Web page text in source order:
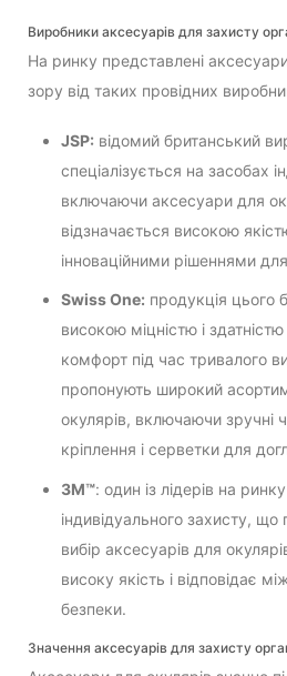
Виробники аксесуарів для захисту
На ринку представлені
зору від таких провідних
JSP: відомий британський
спеціалізується на засобах
включаючи аксесуари для
відзначається високою
інноваційними рішеннями
Swiss One: продукція цього
високою міцністю і
комфорт під час тривалого
пропонують широкий
окулярів, включаючи зручні
кріплення і серветки для
3M™: один із лідерів на
індивідуального захисту,
вибір аксесуарів для
високу якість і відповідає
безпеки.
Значення аксесуарів для захисту